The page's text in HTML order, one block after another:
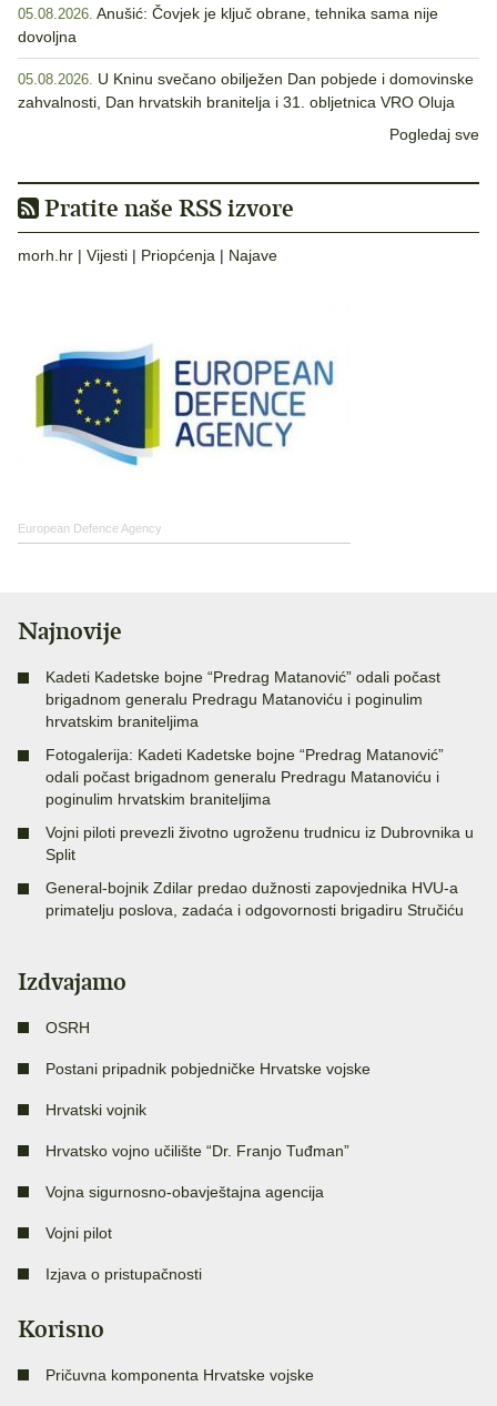
05.08.2026. Anušić: Čovjek je ključ obrane, tehnika sama nije
dovoljna
05.08.2026. U Kninu svečano obilježen Dan pobjede i domovinske
zahvalnosti, Dan hrvatskih branitelja i 31. obljetnica VRO Oluja
Pogledaj sve
Pratite naše RSS izvore
morh.hr | Vijesti | Priopćenja | Najave
European Defence Agency
Najnovije
Kadeti Kadetske bojne “Predrag Matanović” odali počast
brigadnom generalu Predragu Matanoviću i poginulim
hrvatskim braniteljima
Fotogalerija: Kadeti Kadetske bojne “Predrag Matanović”
odali počast brigadnom generalu Predragu Matanoviću i
poginulim hrvatskim braniteljima
Vojni piloti prevezli životno ugroženu trudnicu iz Dubrovnika u
Split
General-bojnik Zdilar predao dužnosti zapovjednika HVU-a
primatelju poslova, zadaća i odgovornosti brigadiru Stručiću
Izdvajamo
OSRH
Postani pripadnik pobjedničke Hrvatske vojske
Hrvatski vojnik
Hrvatsko vojno učilište “Dr. Franjo Tuđman”
Vojna sigurnosno-obavještajna agencija
Vojni pilot
Izjava o pristupačnosti
Korisno
Pričuvna komponenta Hrvatske vojske